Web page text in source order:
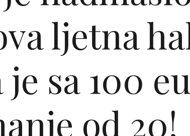
ljetna
sa 100
od 20!